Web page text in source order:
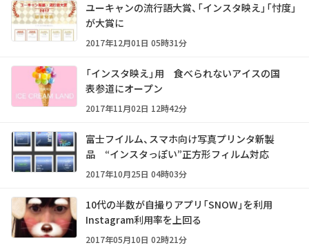
ユーキャンの流行語大賞、「インスタ映え」「忖度」
が大賞に
2017年12月01日 05時31分
「インスタ映え」用 食べられないアイスの国
表参道にオープン
2017年11月02日 12時42分
富士フイルム、スマホ向け写真プリンタ新製
品 “インスタっぽい”正方形フィルム対応
2017年10月25日 04時03分
10代の半数が自撮りアプリ「SNOW」を利用
Instagram利用率を上回る
2017年05月10日 02時21分